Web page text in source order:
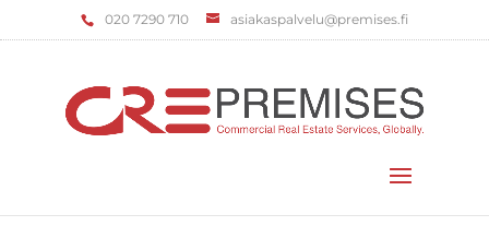
‌020 7290 710 asiakaspalvelu@premises.fi